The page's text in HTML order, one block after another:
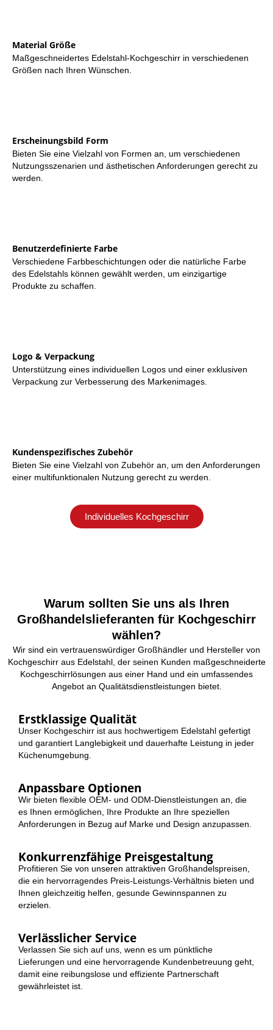
Material Größe
Maßgeschneidertes Edelstahl-Kochgeschirr in verschiedenen
Größen nach Ihren Wünschen.
Erscheinungsbild Form
Bieten Sie eine Vielzahl von Formen an, um verschiedenen
Nutzungsszenarien und ästhetischen Anforderungen gerecht zu
werden.
Benutzerdefinierte Farbe
Verschiedene Farbbeschichtungen oder die natürliche Farbe
des Edelstahls können gewählt werden, um einzigartige
Produkte zu schaffen.
Logo & Verpackung
Unterstützung eines individuellen Logos und einer exklusiven
Verpackung zur Verbesserung des Markenimages.
Kundenspezifisches Zubehör
Bieten Sie eine Vielzahl von Zubehör an, um den Anforderungen
einer multifunktionalen Nutzung gerecht zu werden.
Individuelles Kochgeschirr
Warum sollten Sie uns als Ihren
Großhandelslieferanten für Kochgeschirr
wählen?
Wir sind ein vertrauenswürdiger Großhändler und Hersteller von
Kochgeschirr aus Edelstahl, der seinen Kunden maßgeschneiderte
Kochgeschirrlösungen aus einer Hand und ein umfassendes
Angebot an Qualitätsdienstleistungen bietet.
Erstklassige Qualität
Unser Kochgeschirr ist aus hochwertigem Edelstahl gefertigt
und garantiert Langlebigkeit und dauerhafte Leistung in jeder
Küchenumgebung.
Anpassbare Optionen
Wir bieten flexible OEM- und ODM-Dienstleistungen an, die
es Ihnen ermöglichen, Ihre Produkte an Ihre speziellen
Anforderungen in Bezug auf Marke und Design anzupassen.
Konkurrenzfähige Preisgestaltung
Profitieren Sie von unseren attraktiven Großhandelspreisen,
die ein hervorragendes Preis-Leistungs-Verhältnis bieten und
Ihnen gleichzeitig helfen, gesunde Gewinnspannen zu
erzielen.
Verlässlicher Service
Verlassen Sie sich auf uns, wenn es um pünktliche
Lieferungen und eine hervorragende Kundenbetreuung geht,
damit eine reibungslose und effiziente Partnerschaft
gewährleistet ist.